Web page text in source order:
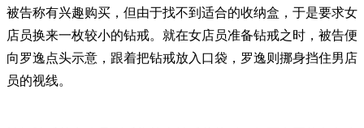
被告称有兴趣购买，但由于找不到适合的收纳盒，于是要求女
店员换来一枚较小的钻戒。就在女店员准备钻戒之时，被告便
向罗逸点头示意，跟着把钻戒放入口袋，罗逸则挪身挡住男店
员的视线。